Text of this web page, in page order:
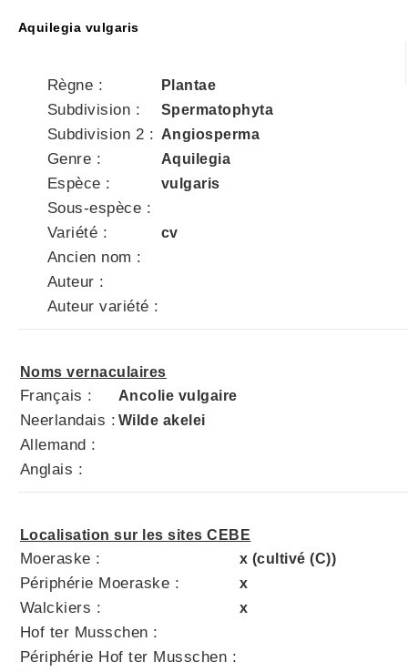
Aquilegia vulgaris
Règne : Plantae
Subdivision : Spermatophyta
Subdivision 2 : Angiosperma
Genre : Aquilegia
Espèce : vulgaris
Sous-espèce :
Variété :
cv
Ancien nom :
Auteur :
Auteur variété :
Noms vernaculaires
Français : Ancolie vulgaire
Neerlandais : Wilde akelei
Allemand :
Anglais :
Localisation sur les sites CEBE
Moeraske : x (cultivé (C))
Périphérie Moeraske : x
Walckiers : x
Hof ter Musschen :
Périphérie Hof ter Musschen :